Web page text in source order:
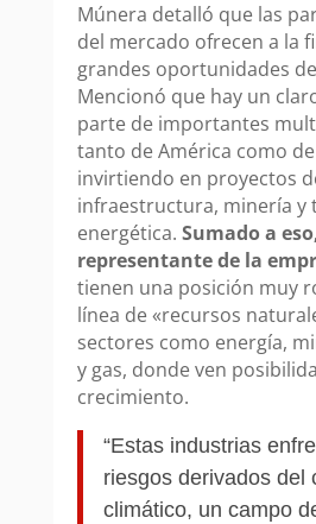
Múnera detalló que las
del mercado ofrecen a la
grandes oportunidades
Mencionó que hay un
parte de importantes
tanto de América como
invirtiendo en proyectos
infraestructura, minería y
energética. Sumado a
representante de la
tienen una posición muy
línea de «recursos
sectores como energía,
y gas, donde ven
crecimiento.
“Estas industrias
riesgos derivados del
climático, un campo